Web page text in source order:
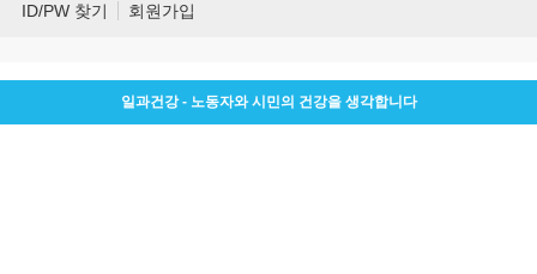
ID/PW 찾기 회원가입
일과건강 - 노동자와 시민의 건강을 생각합니다